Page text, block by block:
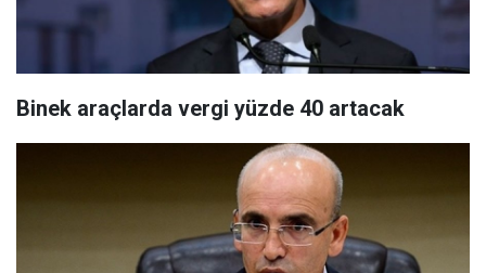
Binek araçlarda vergi yüzde 40 artacak